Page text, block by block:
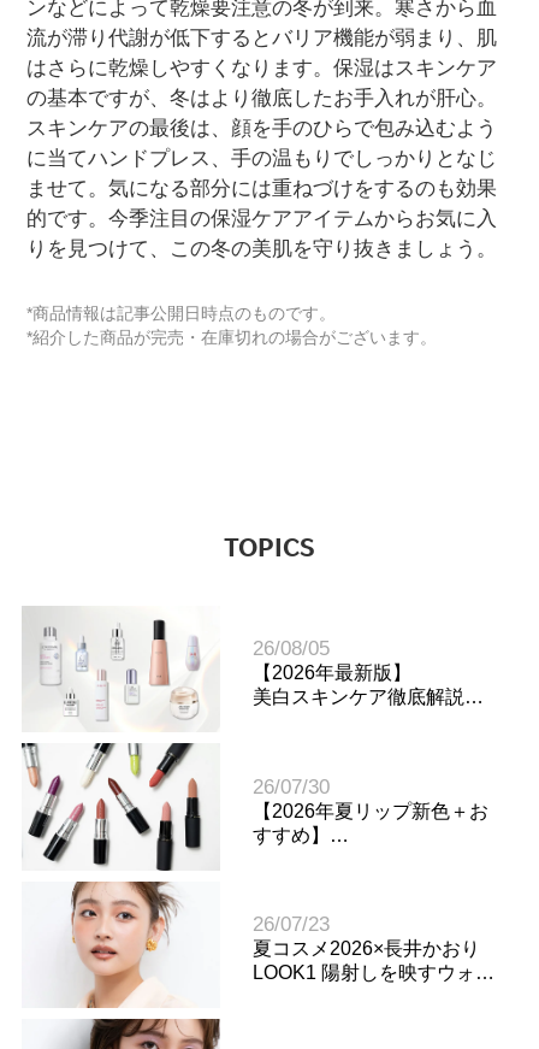
ンなどによって乾燥要注意の冬が到来。寒さから血
流が滞り代謝が低下するとバリア機能が弱まり、肌
はさらに乾燥しやすくなります。保湿はスキンケア
の基本ですが、冬はより徹底したお手入れが肝心。
スキンケアの最後は、顔を手のひらで包み込むよう
に当てハンドプレス、手の温もりでしっかりとなじ
ませて。気になる部分には重ねづけをするのも効果
的です。今季注目の保湿ケアアイテムからお気に入
りを見つけて、この冬の美肌を守り抜きましょう。
*商品情報は記事公開日時点のものです。
*紹介した商品が完売・在庫切れの場合がございます。
TOPICS
【2026年最新版】
美白スキンケア徹底解説
26/08/05
【2026年夏リップ新色＋お
すすめ】
26/07/30
夏コスメ2026×長井かおり
LOOK1 陽射しを映すウォー
26/07/23